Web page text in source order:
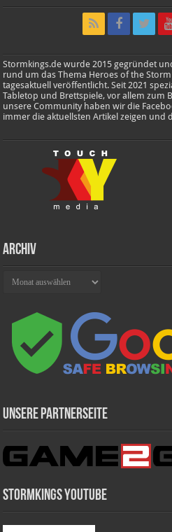
Stormkings.de wurde 2015 gegründet
rund um das Thema Heroes of the
tagesaktuell veröffentlicht. Seit 2021
Tabletop und Brettspiele, vor allem zum
unsere Community haben wir die
immer die aktuellsten Artikel zeigen und
Archiv
Unsere Partnerseite
Stormkings Youtube